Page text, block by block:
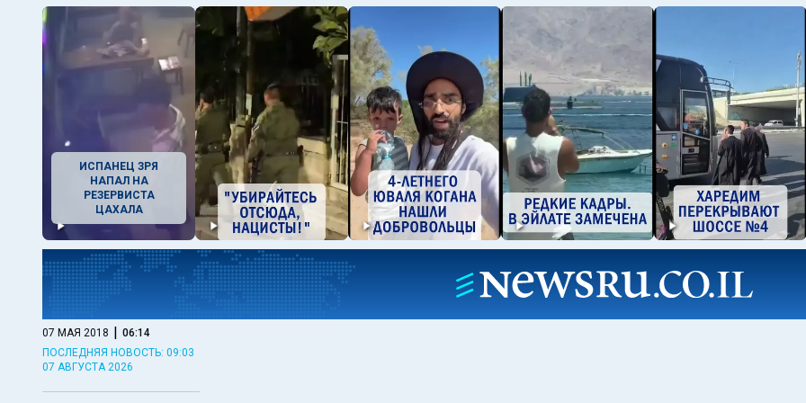
ИСПАНЕЦ ЗРЯ
НАПАЛ НА
РЕЗЕРВИСТА
ЦАХАЛА
07 МАЯ 2018 | 06:14
ПОСЛЕДНЯЯ НОВОСТЬ: 09:03
07 АВГУСТА 2026